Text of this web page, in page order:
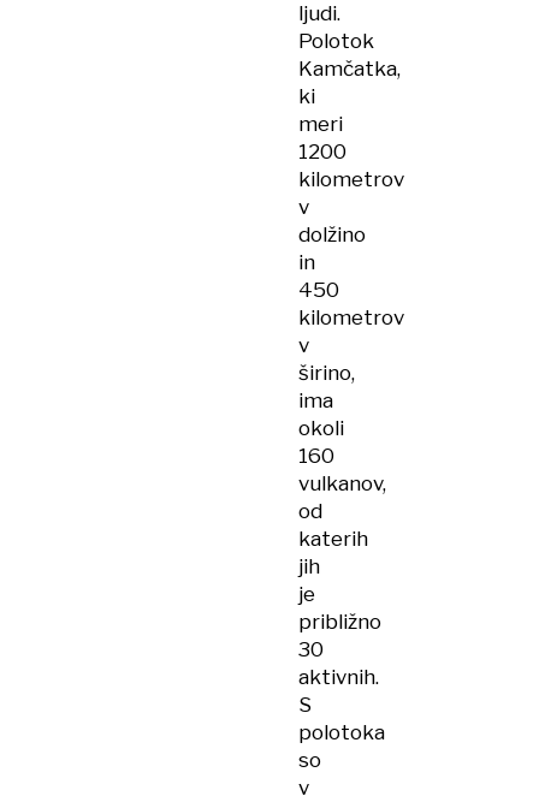
ljudi.
Polotok
Kamčatka,
ki
meri
1200
kilometrov
v
dolžino
in
450
kilometrov
v
širino,
ima
okoli
160
vulkanov,
od
katerih
jih
je
približno
30
aktivnih.
S
polotoka
so
v